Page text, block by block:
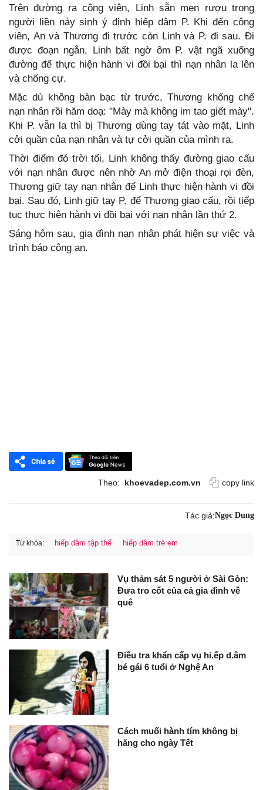
Trên đường ra công viên, Linh sẵn men rượu trong
người liền nảy sinh ý định hiếp dâm P. Khi đến công
viên, An và Thương đi trước còn Linh và P. đi sau. Đi
được đoạn ngắn, Linh bất ngờ ôm P. vật ngã xuống
đường để thực hiện hành vi đồi bại thì nạn nhân la lên
và chống cự.
Mặc dù không bàn bạc từ trước, Thương khống chế
nạn nhân rồi hăm doạ: "Mày mà không im tao giết mày".
Khi P. vẫn la thì bị Thương dùng tay tát vào mặt, Linh
cởi quần của nạn nhân và tự cởi quần của mình ra.
Thời điểm đó trời tối, Linh không thấy đường giao cấu
với nạn nhân được nên nhờ An mở điện thoại rọi đèn,
Thương giữ tay nạn nhân để Linh thực hiện hành vi đồi
bại. Sau đó, Linh giữ tay P. để Thương giao cấu, rồi tiếp
tục thực hiện hành vi đồi bại với nạn nhân lần thứ 2.
Sáng hôm sau, gia đình nạn nhân phát hiện sự việc và
trình báo công an.
Theo: khoevadep.com.vn copy link
Tác giả:Ngọc Dung
Từ khóa: hiếp dâm tập thể hiếp dâm trẻ em
Vụ thảm sát 5 người ở Sài Gòn:
Đưa tro cốt của cả gia đình về
quê
Điều tra khẩn cấp vụ hi.ếp d.âm
bé gái 6 tuổi ở Nghệ An
Cách muối hành tím không bị
hăng cho ngày Tết